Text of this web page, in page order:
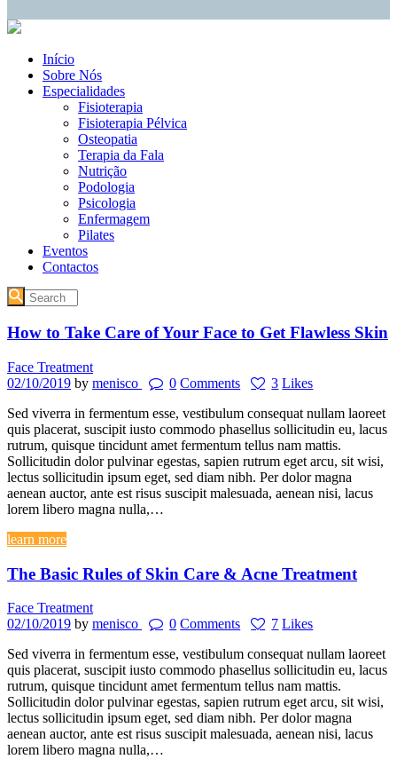
Início
Sobre Nós
Especialidades
Fisioterapia
Fisioterapia Pélvica
Osteopatia
Terapia da Fala
Nutrição
Podologia
Psicologia
Enfermagem
Pilates
Eventos
Contactos
How to Take Care of Your Face to Get Flawless Skin
Face Treatment
02/10/2019 by menisco 0 Comments 3 Likes
Sed viverra in fermentum esse, vestibulum consequat nullam laoreet
quis placerat, suscipit iusto commodo phasellus sollicitudin eu, lacus
rutrum, quisque tincidunt amet fermentum tellus nam mattis.
Sollicitudin dolor pulvinar egestas, sapien rutrum eget arcu, sit wisi,
lectus sollicitudin ipsum eget, sed diam nibh. Per dolor magna
aenean auctor, ante est risus suscipit malesuada, aenean nisi, lacus
lorem libero magna nulla,…
learn more
The Basic Rules of Skin Care & Acne Treatment
Face Treatment
02/10/2019 by menisco 0 Comments 7 Likes
Sed viverra in fermentum esse, vestibulum consequat nullam laoreet
quis placerat, suscipit iusto commodo phasellus sollicitudin eu, lacus
rutrum, quisque tincidunt amet fermentum tellus nam mattis.
Sollicitudin dolor pulvinar egestas, sapien rutrum eget arcu, sit wisi,
lectus sollicitudin ipsum eget, sed diam nibh. Per dolor magna
aenean auctor, ante est risus suscipit malesuada, aenean nisi, lacus
lorem libero magna nulla,…